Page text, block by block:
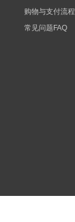
购物与支付流程
常见问题FAQ